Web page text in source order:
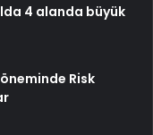
4 alanda büyük
Risk